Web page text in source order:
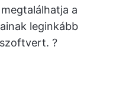
a
leginkább
?